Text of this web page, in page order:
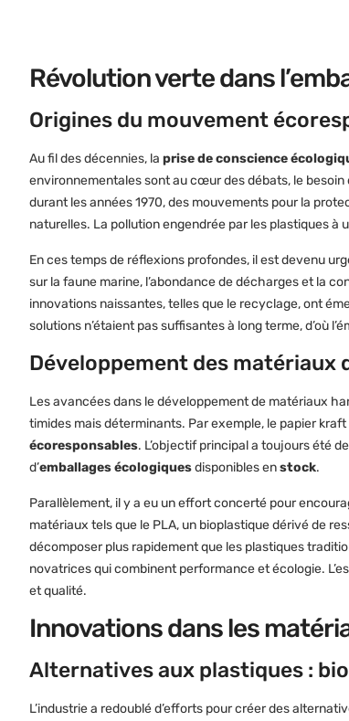
Révolution verte dans
Origines du mouvement
Au fil des décennies, la prise de conscience
environnementales sont au cœur des débats, le besoin
durant les années 1970, des mouvements pour la
naturelles. La pollution engendrée par les plastiques
En ces temps de réflexions profondes, il est devenu
sur la faune marine, l’abondance de décharges et la
innovations naissantes, telles que le recyclage, ont
solutions n’étaient pas suffisantes à long terme, d’où
Développement des matériaux
Les avancées dans le développement de matériaux
timides mais déterminants. Par exemple, le papier
écoresponsables. L’objectif principal a toujours été
d’emballages écologiquesdisponibles enstock.
Parallèlement, il y a eu un effort concerté pour
matériaux tels que le PLA, un bioplastique dérivé de
décomposer plus rapidement que les plastiques
novatrices qui combinent performance et écologie.
et qualité.
Innovations dans les
Alternatives aux plastiques :
L’industrie a redoublé d’efforts pour créer des